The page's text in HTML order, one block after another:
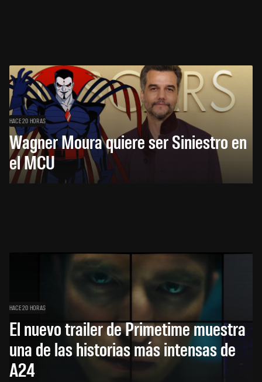
HACE 20 HORAS
Wagner Moura quiere ser Siniestro en
el MCU
HACE 20 HORAS
El nuevo trailer de Primetime muestra
una de las historias más intensas de
A24